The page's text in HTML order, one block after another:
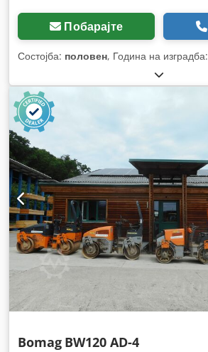
Побарајте
Состојба: половен, Година на изградба:
Bomag BW120 AD-4